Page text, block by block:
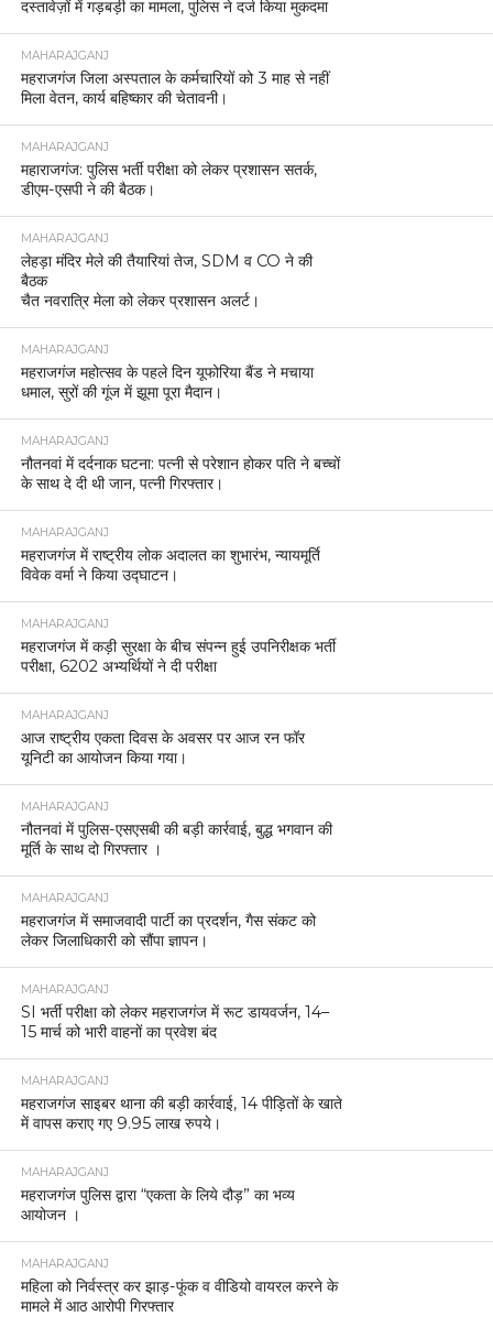
दस्तावेज़ों में गड़बड़ी का मामला, पुलिस ने दर्ज किया मुकदमा
MAHARAJGANJ
महराजगंज जिला अस्पताल के कर्मचारियों को 3 माह से नहीं
मिला वेतन, कार्य बहिष्कार की चेतावनी।
MAHARAJGANJ
महाराजगंज: पुलिस भर्ती परीक्षा को लेकर प्रशासन सतर्क,
डीएम-एसपी ने की बैठक।
MAHARAJGANJ
लेहड़ा मंदिर मेले की तैयारियां तेज, SDM व CO ने की
बैठक
चैत नवरात्रि मेला को लेकर प्रशासन अलर्ट।
MAHARAJGANJ
महराजगंज महोत्सव के पहले दिन यूफोरिया बैंड ने मचाया
धमाल, सुरों की गूंज में झूमा पूरा मैदान।
MAHARAJGANJ
नौतनवां में दर्दनाक घटना: पत्नी से परेशान होकर पति ने बच्चों
के साथ दे दी थी जान, पत्नी गिरफ्तार।
MAHARAJGANJ
महराजगंज में राष्ट्रीय लोक अदालत का शुभारंभ, न्यायमूर्ति
विवेक वर्मा ने किया उद्घाटन।
MAHARAJGANJ
महराजगंज में कड़ी सुरक्षा के बीच संपन्न हुई उपनिरीक्षक भर्ती
परीक्षा, 6202 अभ्यर्थियों ने दी परीक्षा
MAHARAJGANJ
आज राष्ट्रीय एकता दिवस के अवसर पर आज रन फॉर
यूनिटी का आयोजन किया गया।
MAHARAJGANJ
नौतनवां में पुलिस-एसएसबी की बड़ी कार्रवाई, बुद्ध भगवान की
मूर्ति के साथ दो गिरफ्तार ।
MAHARAJGANJ
महराजगंज में समाजवादी पार्टी का प्रदर्शन, गैस संकट को
लेकर जिलाधिकारी को सौंपा ज्ञापन।
MAHARAJGANJ
SI भर्ती परीक्षा को लेकर महराजगंज में रूट डायवर्जन, 14–
15 मार्च को भारी वाहनों का प्रवेश बंद
MAHARAJGANJ
महराजगंज साइबर थाना की बड़ी कार्रवाई, 14 पीड़ितों के खाते
में वापस कराए गए 9.95 लाख रुपये।
MAHARAJGANJ
महराजगंज पुलिस द्वारा “एकता के लिये दौड़” का भव्य
आयोजन ।
MAHARAJGANJ
महिला को निर्वस्त्र कर झाड़-फूंक व वीडियो वायरल करने के
मामले में आठ आरोपी गिरफ्तार